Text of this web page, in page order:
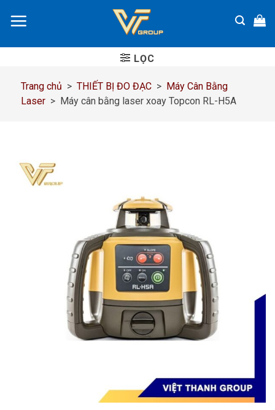
đến
dung
LỌC
Trang chủ > THIẾT BỊ ĐO ĐẠC > Máy Cân Bằng
Laser > Máy cân bằng laser xoay Topcon RL-H5A